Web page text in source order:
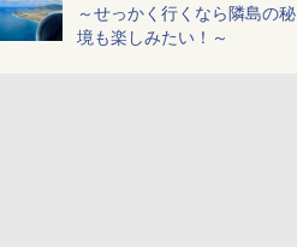
～せっかく行くなら隣島の秘
境も楽しみたい！～